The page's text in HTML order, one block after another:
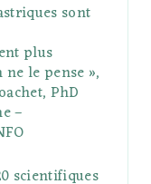
sont
plus
ne le pense »,
PhD
–
scientifiques